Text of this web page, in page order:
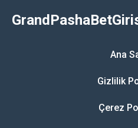
Ana
Gizlilik
Çerez
Kullanım